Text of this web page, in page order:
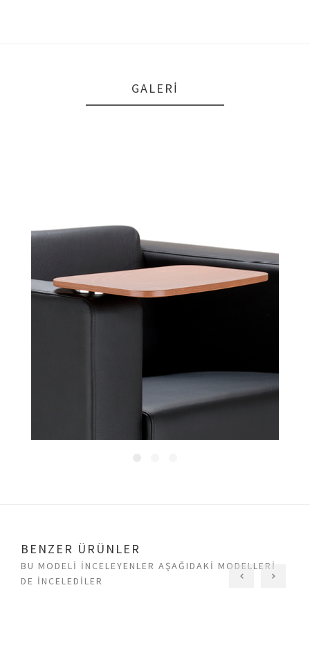
GALERI
BENZER ÜRÜNLER
BU MODELI INCELEYENLER AŞAĞIDAKI MODELLERI
DE INCELEDILER